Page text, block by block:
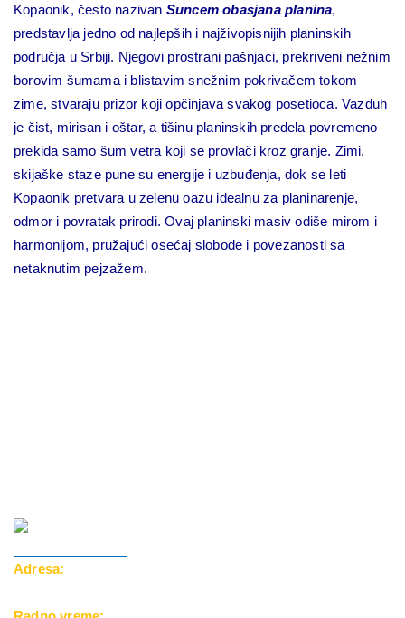
Kopaonik, često nazivan Suncem obasjana planina,
predstavlja jedno od najlepših i najživopisnijih planinskih
područja u Srbiji. Njegovi prostrani pašnjaci, prekriveni nežnim
borovim šumama i blistavim snežnim pokrivačem tokom
zime, stvaraju prizor koji opčinjava svakog posetioca. Vazduh
je čist, mirisan i oštar, a tišinu planinskih predela povremeno
prekida samo šum vetra koji se provlači kroz granje. Zimi,
skijaške staze pune su energije i uzbuđenja, dok se leti
Kopaonik pretvara u zelenu oazu idealnu za planinarenje,
odmor i povratak prirodi. Ovaj planinski masiv odiše mirom i
harmonijom, pružajući osećaj slobode i povezanosti sa
netaknutim pejzažem.
Adresa: